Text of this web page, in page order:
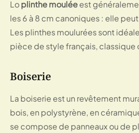
Lo plinthe moulée est
les 6 à 8 cm canoniques : elle
Les plinthes moulurées sont
pièce de style français, classique
Boiserie
La boiserie est un revêtement
bois, en polystyrène, en
se compose de panneaux ou de